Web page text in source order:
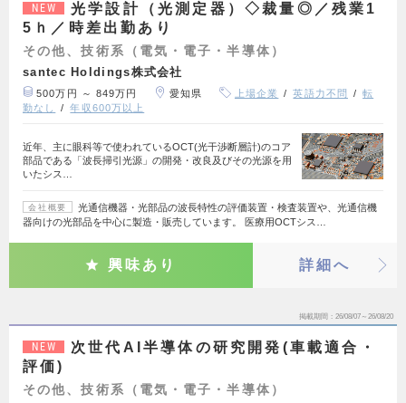
NEW
光学設計（光測定器）◇裁量◎／残業1
5ｈ／時差出勤あり
その他、技術系（電気・電子・半導体）
santec Holdings株式会社
500万円 ～ 849万円 愛知県 上場企業 英語力不問
転
勤なし
年収600万以上
近年、主に眼科等で使われているOCT(光干渉断層計)のコア
部品である「波長掃引光源」の開発・改良及びその光源を用
いたシス…
会社概要
光通信機器・光部品の波長特性の評価装置・検査装置や、光通信機
器向けの光部品を中心に製造・販売しています。 医療用OCTシス…
興味あり 詳細へ
掲載期間 26/08/07～26/08/20
NEW
次世代AI半導体の研究開発(車載適合・
評価)
その他、技術系（電気・電子・半導体）